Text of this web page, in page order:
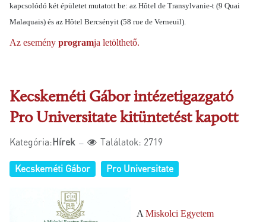
kapcsolódó két épületet mutatott be: az Hôtel de Transylvanie-t (9 Quai
Malaquais) és az Hôtel Bercsényit (58 rue de Verneuil).
Az esemény programja letölthető.
Kecskeméti Gábor intézetigazgató
Pro Universitate kitüntetést kapott
Kategória:Hírek Találatok: 2719
Kecskeméti Gábor Pro Universitate
A Miskolci Egyetem